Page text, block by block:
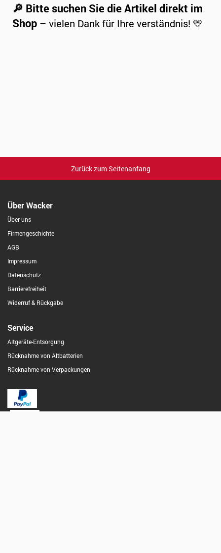
🔎 Bitte suchen Sie die Artikel direkt im
Shop – vielen Dank für Ihre verständnis! 💛
Zurück zum Seitenanfang
Über Wacker
Über uns
Firmengeschichte
AGB
Impressum
Datenschutz
Barrierefreiheit
Widerruf & Rückgabe
Service
Altgeräte-Entsorgung
Rücknahme von Altbatterien
Rücknahme von Verpackungen